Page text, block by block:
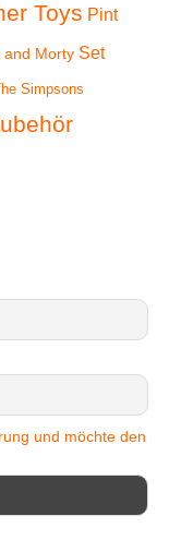
Toys Pint
and Morty Set
Simpsons
und möchte den